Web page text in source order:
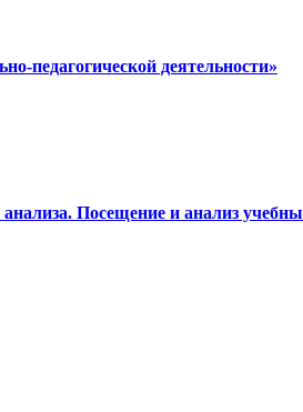
педагогической деятельности»
анализа. Посещение и анализ